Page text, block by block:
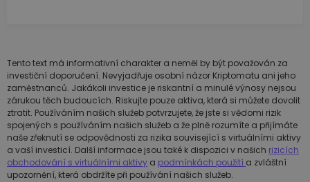
Tento text má informativní charakter a neměl by být považován za
investiční doporučení. Nevyjadřuje osobní názor Kriptomatu ani jeho
zaměstnanců. Jakákoli investice je riskantní a minulé výnosy nejsou
zárukou těch budoucích. Riskujte pouze aktiva, která si můžete dovolit
ztratit. Používáním našich služeb potvrzujete, že jste si vědomi rizik
spojených s používáním našich služeb a že plně rozumíte a přijímáte
naše zřeknutí se odpovědnosti za rizika související s virtuálními aktivy
a vaší investicí. Další informace jsou také k dispozici v našich rizicích
obchodování s virtuálními aktivy a podmínkách použití a zvláštní
upozornění, která obdržíte při používání našich služeb.